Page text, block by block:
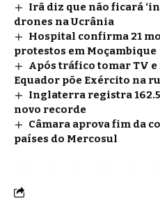
Irã diz que não ficará
drones na Ucrânia
Hospital confirma 21
protestos em Moçambique
Após tráfico tomar TV
Equador põe Exército na
Inglaterra registra
novo recorde
Câmara aprova fim da
países do Mercosul